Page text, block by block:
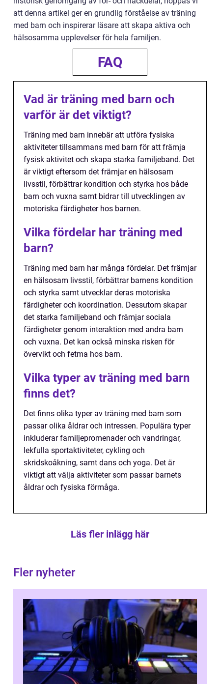
att denna artikel ger en grundlig förståelse av träning
med barn och inspirerar läsare att skapa aktiva och
hälsosamma upplevelser för hela familjen.
FAQ
Vad är träning med barn och
varför är det viktigt?
Träning med barn innebär att utföra fysiska
aktiviteter tillsammans med barn för att främja
fysisk aktivitet och skapa starka familjeband. Det
är viktigt eftersom det främjar en hälsosam
livsstil, förbättrar kondition och styrka hos både
barn och vuxna samt bidrar till utvecklingen av
motoriska färdigheter hos barnen.
Vilka fördelar har träning med
barn?
Träning med barn har många fördelar. Det främjar
en hälsosam livsstil, förbättrar barnens kondition
och styrka samt utvecklar deras motoriska
färdigheter och koordination. Dessutom skapar
det starka familjeband och främjar sociala
färdigheter genom interaktion med andra barn
och vuxna. Det kan också minska risken för
övervikt och fetma hos barn.
Vilka typer av träning med barn
finns det?
Det finns olika typer av träning med barn som
passar olika åldrar och intressen. Populära typer
inkluderar familjepromenader och vandringar,
lekfulla sportaktiviteter, cykling och
skridskoåkning, samt dans och yoga. Det är
viktigt att välja aktiviteter som passar barnets
åldrar och fysiska förmåga.
Läs fler inlägg här
Fler nyheter